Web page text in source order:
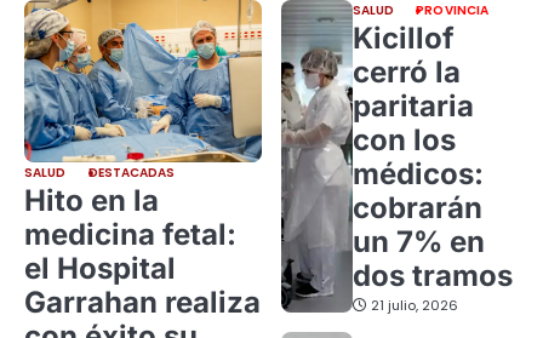
SALUD DESTACADAS
Hito en la
medicina fetal:
el Hospital
Garrahan realiza
SALUD PROVINCIA
Kicillof
cerró la
paritaria
con los
médicos:
cobrarán
un 7% en
dos tramos
21 julio, 2026